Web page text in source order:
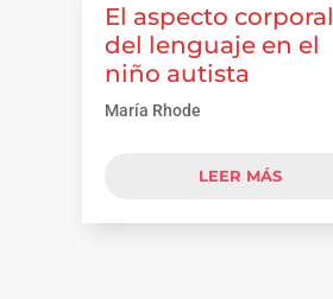
El aspecto corporal
del lenguaje en el
niño autista
María Rhode
LEER MÁS